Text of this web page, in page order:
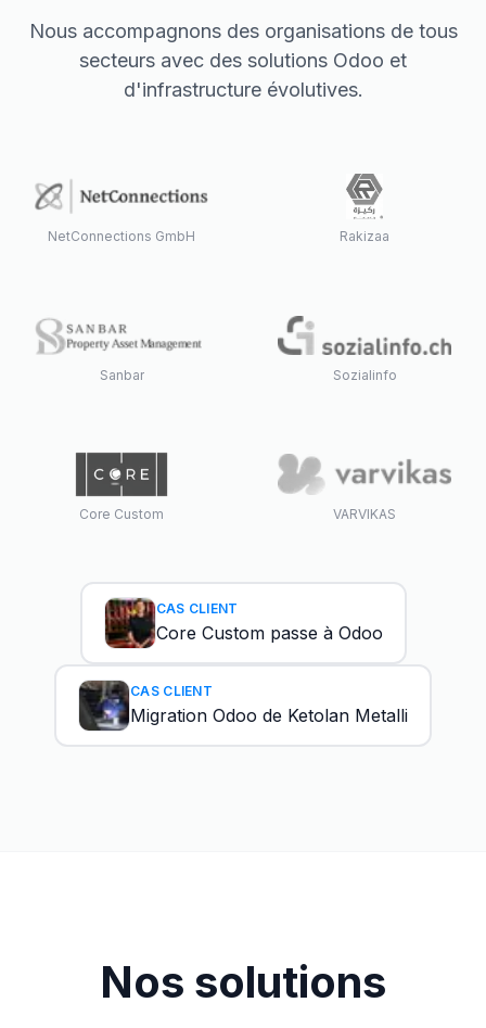
Nous accompagnons des organisations de tous
secteurs avec des solutions Odoo et
d'infrastructure évolutives.
NetConnections GmbH Rakizaa
Sanbar Sozialinfo
Core Custom VARVIKAS
CAS CLIENT
Core Custom passe à Odoo
CAS CLIENT
Migration Odoo de Ketolan Metalli
Nos solutions